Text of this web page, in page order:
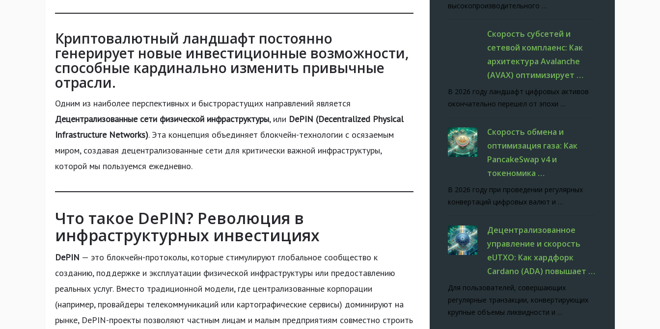
Криптовалютный ландшафт постоянно
генерирует новые инвестиционные возможности,
способные кардинально изменить привычные
отрасли.
Одним из наиболее перспективных и быстрорастущих направлений является
Децентрализованные сети физической инфраструктуры, или DePIN (Decentralized Physical
Infrastructure Networks). Эта концепция объединяет блокчейн-технологии с осязаемым
миром, создавая децентрализованные сети для критически важной инфраструктуры,
которой мы пользуемся ежедневно.
Что такое DePIN? Революция в
инфраструктурных инвестициях
DePIN — это блокчейн-протоколы, которые стимулируют глобальное сообщество к
созданию, поддержке и эксплуатации физической инфраструктуры или предоставлению
реальных услуг. Вместо традиционной модели, где централизованные корпорации
(например, провайдеры телекоммуникаций или картографические сервисы) доминируют на
рынке, DePIN-проекты позволяют частным лицам и малым предприятиям совместно строить
высокопроизводительного …
Скорость субсетей и
сетевой комплаенс: Как
архитектура Avalanche
(AVAX) оптимизирует …
В 2026 году ландшафт цифровых активов
окончательно перешел от эпохи …
Скорость обмена и
оптимизация газа: Как
PancakeSwap v4 и
токеномика …
В 2026 году при проведении регулярных
конвертаций цифровых валют и …
Децентрализованное
управление и скорость
eUTXO: Как хардфорк
Cardano (ADA) повышает …
Для пользователей, совершающих
регулярные транзакции, конвертирующих
крупные объемы ликвидности и …